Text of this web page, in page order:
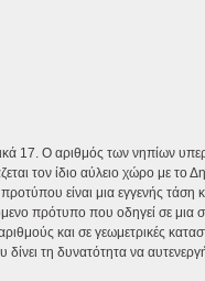
17. Ο αριθμός των νηπίων
τον ίδιο αύλειο χώρο με το
είναι μια εγγενής τάση
πρότυπο που οδηγεί σε μια
και σε γεωμετρικές
τη δυνατότητα να